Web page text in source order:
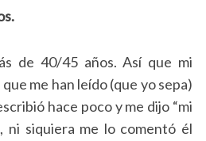
de 40/45 años. Así que mi
me han leído (que yo sepa)
hace poco y me dijo “mi
ni siquiera me lo comentó él